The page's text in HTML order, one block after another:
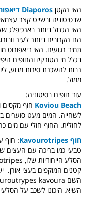
האי הקטן Diaporos
שבסיטוניה ובשייט קצר
האי הגדול ביותר בארכיפלג
הם הקרובים ביותר לעיר
תמיד רגועים. האי דיאפורוס
בגלל מי הטורקיז והחופים
רבות להשכרת סירות מנוע,
ממול.
עוד חופים בסיטוניה:
Koviou Beach חוף מקסים
לשחייה. המים מעט
לחולית. החוף חולי עם מים
חוף Kavourotripes
: חוף
טבעי כמו בריכה עם העצים
קטנים המוקפים בעצי אורן. ​​
השם Kavouroutrypes kavoura - סרטן.
השיא. היכונו לשכב על